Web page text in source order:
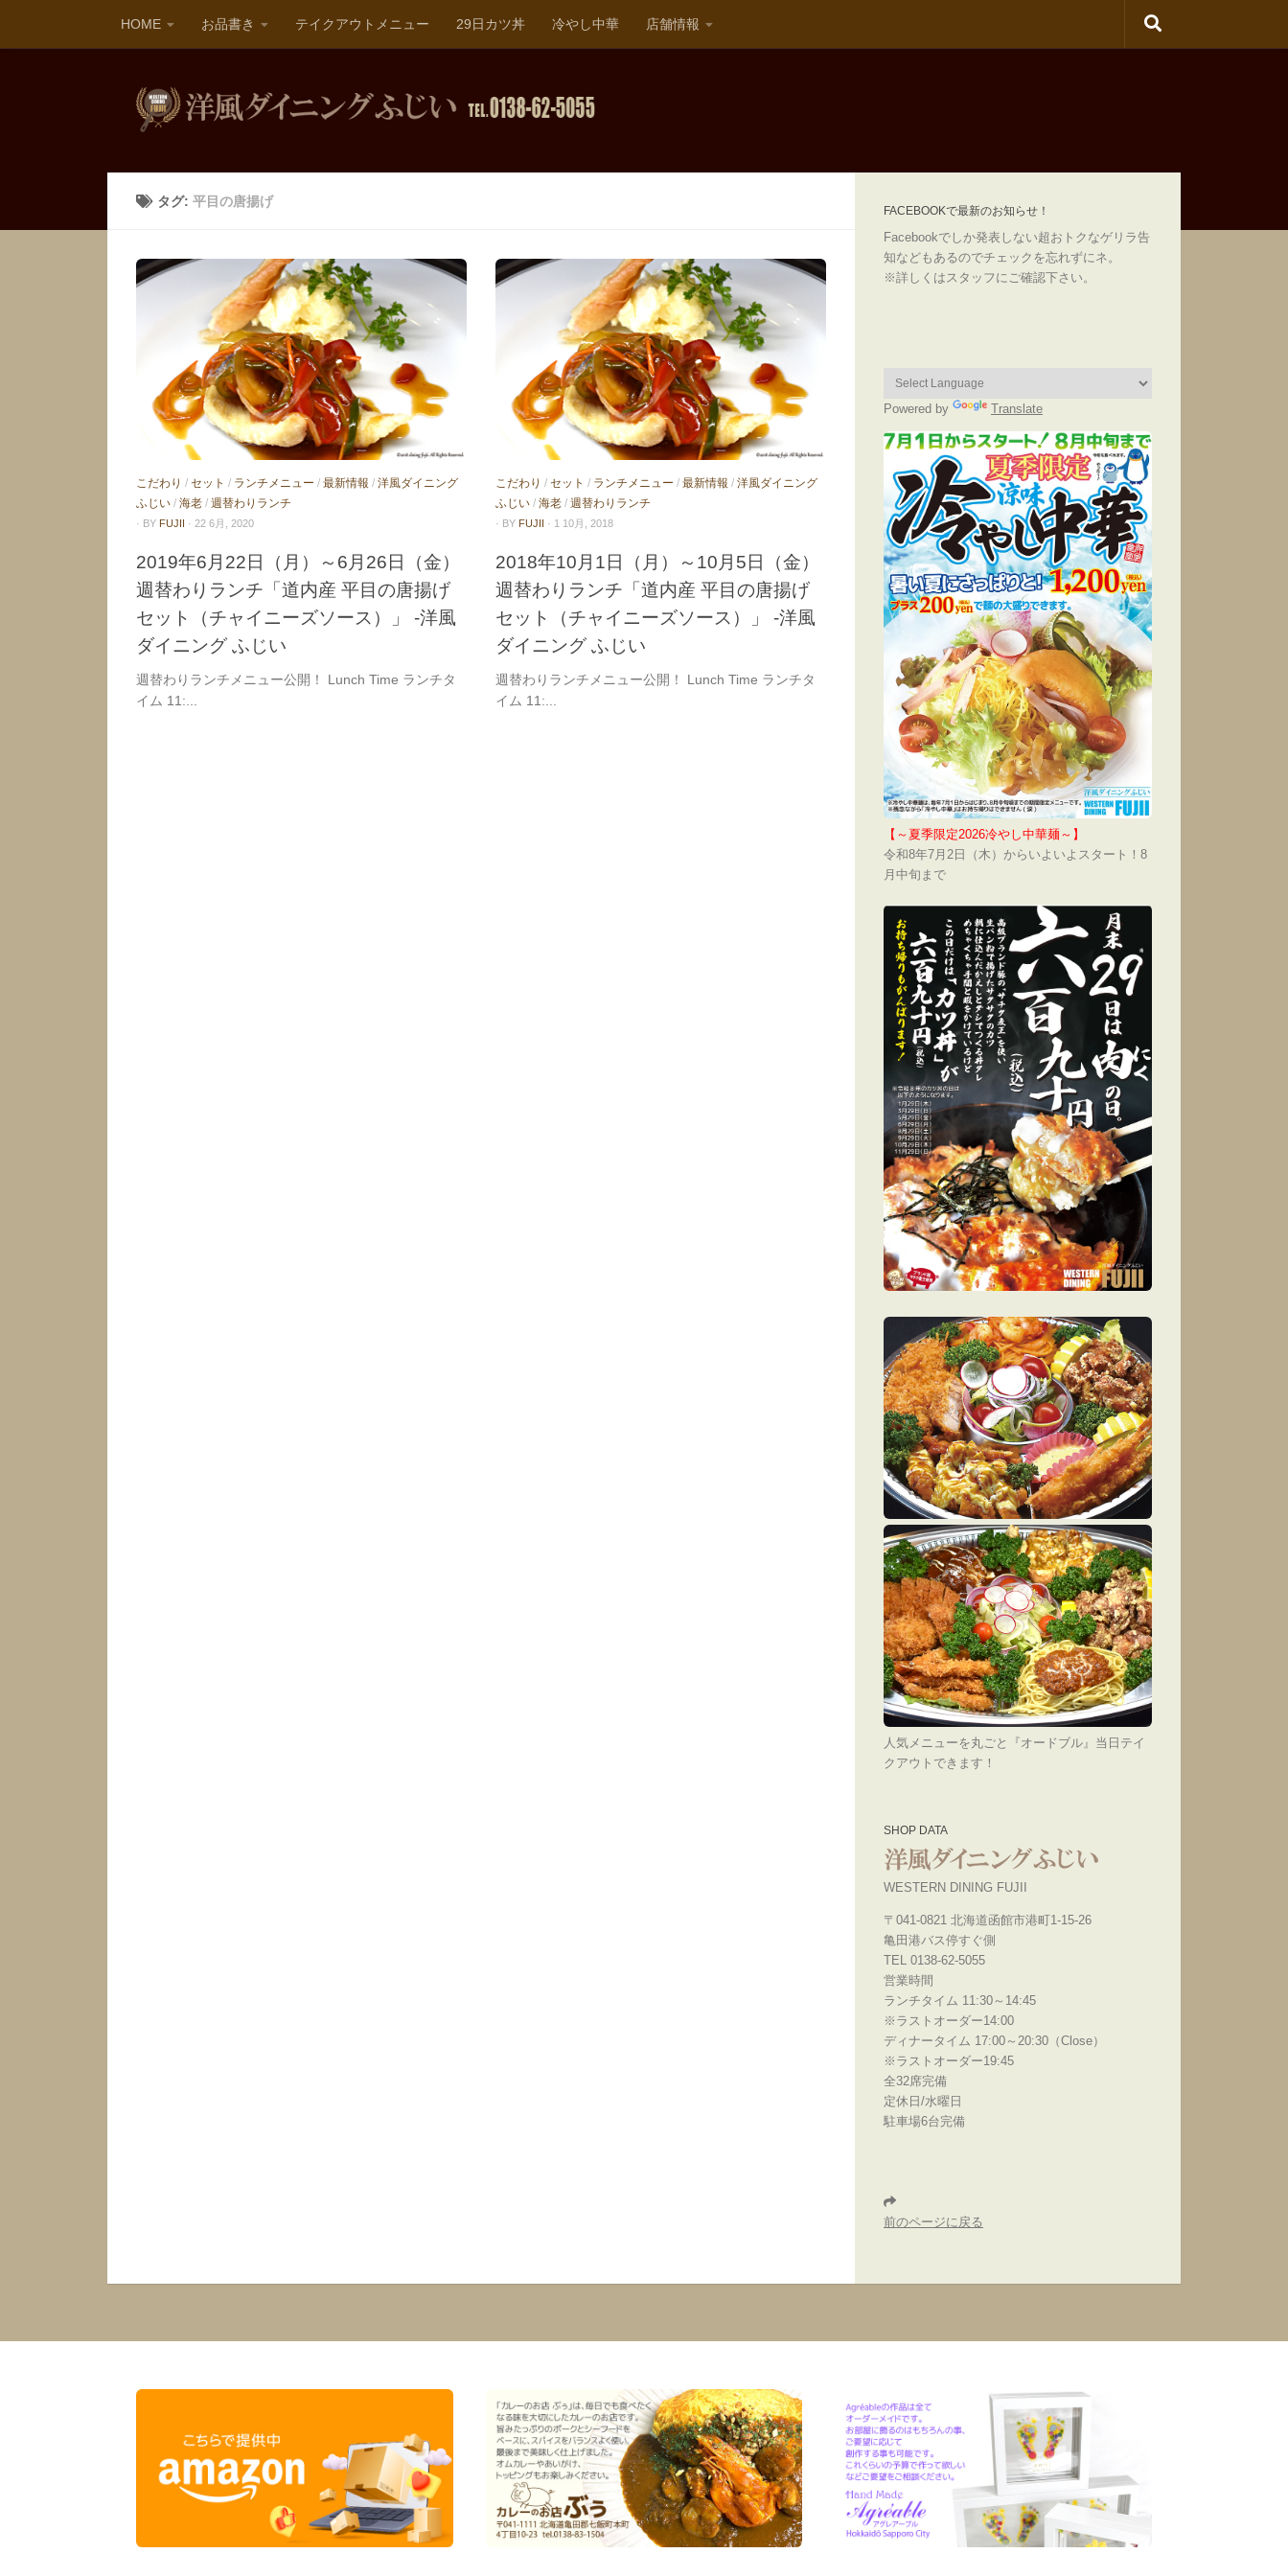
HOME お品書き テイクアウトメニュー 29日カツ丼 冷やし中華 店舗情報
タグ:平目の唐揚げ
こだわり / セット / ランチメニュー / 最新情報 / 洋風ダイニング
ふじい / 海老 / 週替わりランチ
· BY FUJII · 22 6月, 2020
2019年6月22日（月）～6月26日（金）
週替わりランチ「道内産 平目の唐揚げ
セット（チャイニーズソース）」 -洋風
ダイニング ふじい
週替わりランチメニュー公開！ Lunch Time ランチタ
イム 11:...
こだわり / セット / ランチメニュー / 最新情報 / 洋風ダイニング
ふじい / 海老 / 週替わりランチ
· BY FUJII · 1 10月, 2018
2018年10月1日（月）～10月5日（金）
週替わりランチ「道内産 平目の唐揚げ
セット（チャイニーズソース）」 -洋風
ダイニング ふじい
週替わりランチメニュー公開！ Lunch Time ランチタ
イム 11:...
FACEBOOKで最新のお知らせ！
Facebookでしか発表しない超おトクなゲリラ告
知などもあるのでチェックを忘れずにネ。
※詳しくはスタッフにご確認下さい。
Powered by Translate
【～夏季限定2026冷やし中華麺～】
令和8年7月2日（木）からいよいよスタート！8
月中旬まで
人気メニューを丸ごと『オードブル』当日テイ
クアウトできます！
SHOP DATA
WESTERN DINING FUJII
〒041-0821 北海道函館市港町1-15-26
亀田港バス停すぐ側
TEL 0138-62-5055
営業時間
ランチタイム 11:30～14:45
※ラストオーダー14:00
ディナータイム 17:00～20:30（Close）
※ラストオーダー19:45
全32席完備
定休日/水曜日
駐車場6台完備
前のページに戻る